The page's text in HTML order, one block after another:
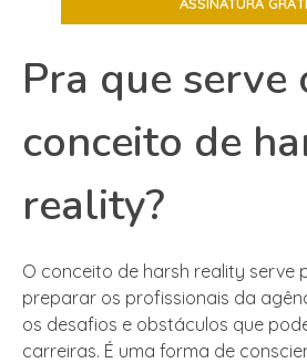
Pra que serve
conceito de
reality?
O conceito de harsh reality serve
preparar os profissionais da
os desafios e obstáculos que
carreiras. É uma forma de